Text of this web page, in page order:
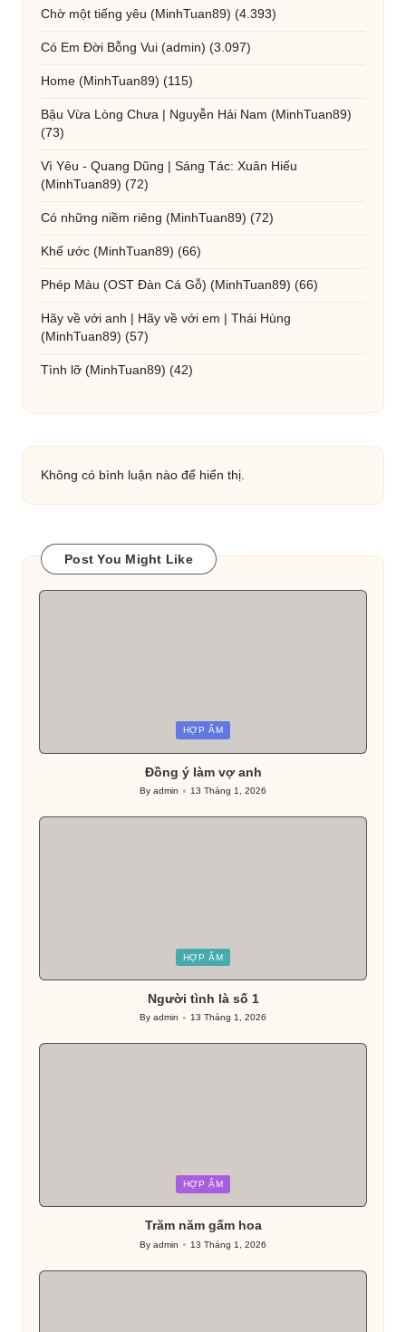
Chờ một tiếng yêu (MinhTuan89) (4.393)
Có Em Đời Bỗng Vui (admin) (3.097)
Home (MinhTuan89) (115)
Bậu Vừa Lòng Chưa | Nguyễn Hải Nam (MinhTuan89)
(73)
Vì Yêu - Quang Dũng | Sáng Tác: Xuân Hiếu
(MinhTuan89) (72)
Có những niềm riêng (MinhTuan89) (72)
Khế ước (MinhTuan89) (66)
Phép Màu (OST Đàn Cá Gỗ) (MinhTuan89) (66)
Hãy về với anh | Hãy về với em | Thái Hùng
(MinhTuan89) (57)
Tình lỡ (MinhTuan89) (42)
Không có bình luận nào để hiển thị.
Post You Might Like
HỢP ÂM
Đồng ý làm vợ anh
Posted
Byadmin 13 Tháng 1, 2026
HỢP ÂM
Người tình là số 1
Posted
Byadmin 13 Tháng 1, 2026
HỢP ÂM
Trăm năm gấm hoa
Posted
Byadmin 13 Tháng 1, 2026